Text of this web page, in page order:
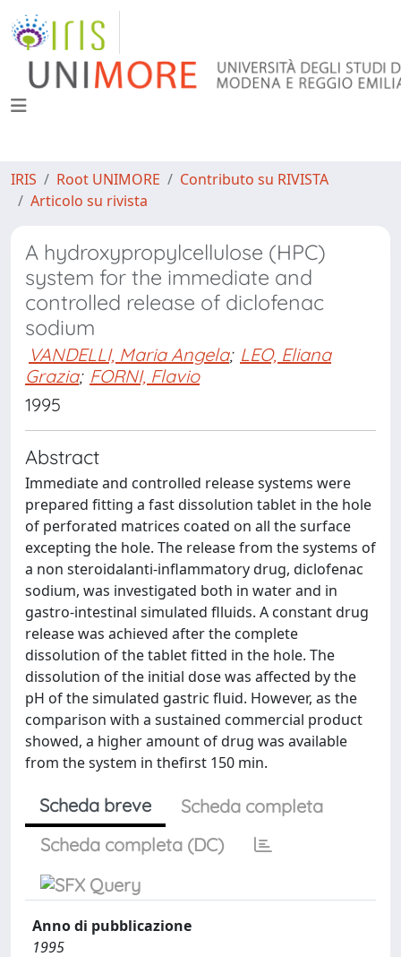
IRIS Root UNIMORE
Contributo su RIVISTA
Articolo su rivista
A hydroxypropylcellulose (HPC)
system for the immediate and
controlled release of diclofenac
sodium
VANDELLI, Maria Angela; LEO, Eliana
Grazia; FORNI, Flavio
1995
Abstract
Immediate and controlled release systems were
prepared fitting a fast dissolution tablet in the hole
of perforated matrices coated on all the surface
excepting the hole. The release from the systems of
a non steroidalanti-inflammatory drug, diclofenac
sodium, was investigated both in water and in
gastro-intestinal simulated flluids. A constant drug
release was achieved after the complete
dissolution of the tablet fitted in the hole. The
dissolution of the initial dose was affected by the
pH of the simulated gastric fluid. However, as the
comparison with a sustained commercial product
showed, a higher amount of drug was available
from the system in thefirst 150 min.
Scheda breve
Scheda completa
Scheda completa (DC)
Anno di pubblicazione
1995